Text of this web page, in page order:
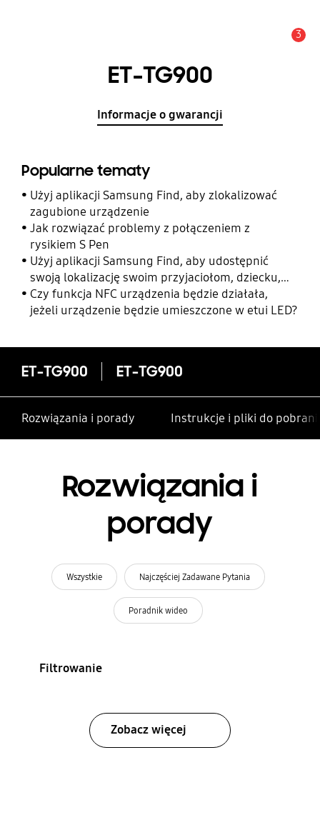
3
ET-TG900
Informacje o gwarancji
Popularne tematy
Użyj aplikacji Samsung Find, aby zlokalizować
zagubione urządzenie
Jak rozwiązać problemy z połączeniem z
rysikiem S Pen
Użyj aplikacji Samsung Find, aby udostępnić
swoją lokalizację swoim przyjaciołom, dziecku,
rodzinie i innym kontaktom
Czy funkcja NFC urządzenia będzie działała,
jeżeli urządzenie będzie umieszczone w etui LED?
ET-TG900 ET-TG900
Rozwiązania i porady Instrukcje i pliki do
Rozwiązania i
porady
Wszystkie Najczęściej Zadawane Pytania
Poradnik wideo
Filtrowanie
Zobacz więcej